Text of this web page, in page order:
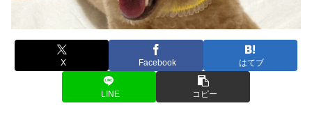
X Facebook はてブ
LINE コピー